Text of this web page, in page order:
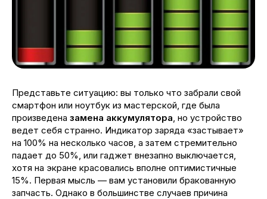
Представьте ситуацию: вы только что забрали свой
смартфон или ноутбук из мастерской, где была
произведена замена аккумулятора, но устройство
ведет себя странно. Индикатор заряда «застывает»
на 100% на несколько часов, а затем стремительно
падает до 50%, или гаджет внезапно выключается,
хотя на экране красовались вполне оптимистичные
15%. Первая мысль — вам установили бракованную
запчасть. Однако в большинстве случаев причина